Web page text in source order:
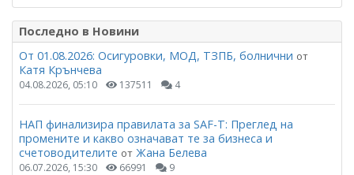
Последно в Новини
От 01.08.2026: Осигуровки, МОД, ТЗПБ, болнични от
Катя Крънчева
04.08.2026, 05:10 137511 4
НАП финализира правилата за SAF-T: Преглед на
промените и какво означават те за бизнеса и
счетоводителите от Жана Белева
06.07.2026, 15:30 66991 9